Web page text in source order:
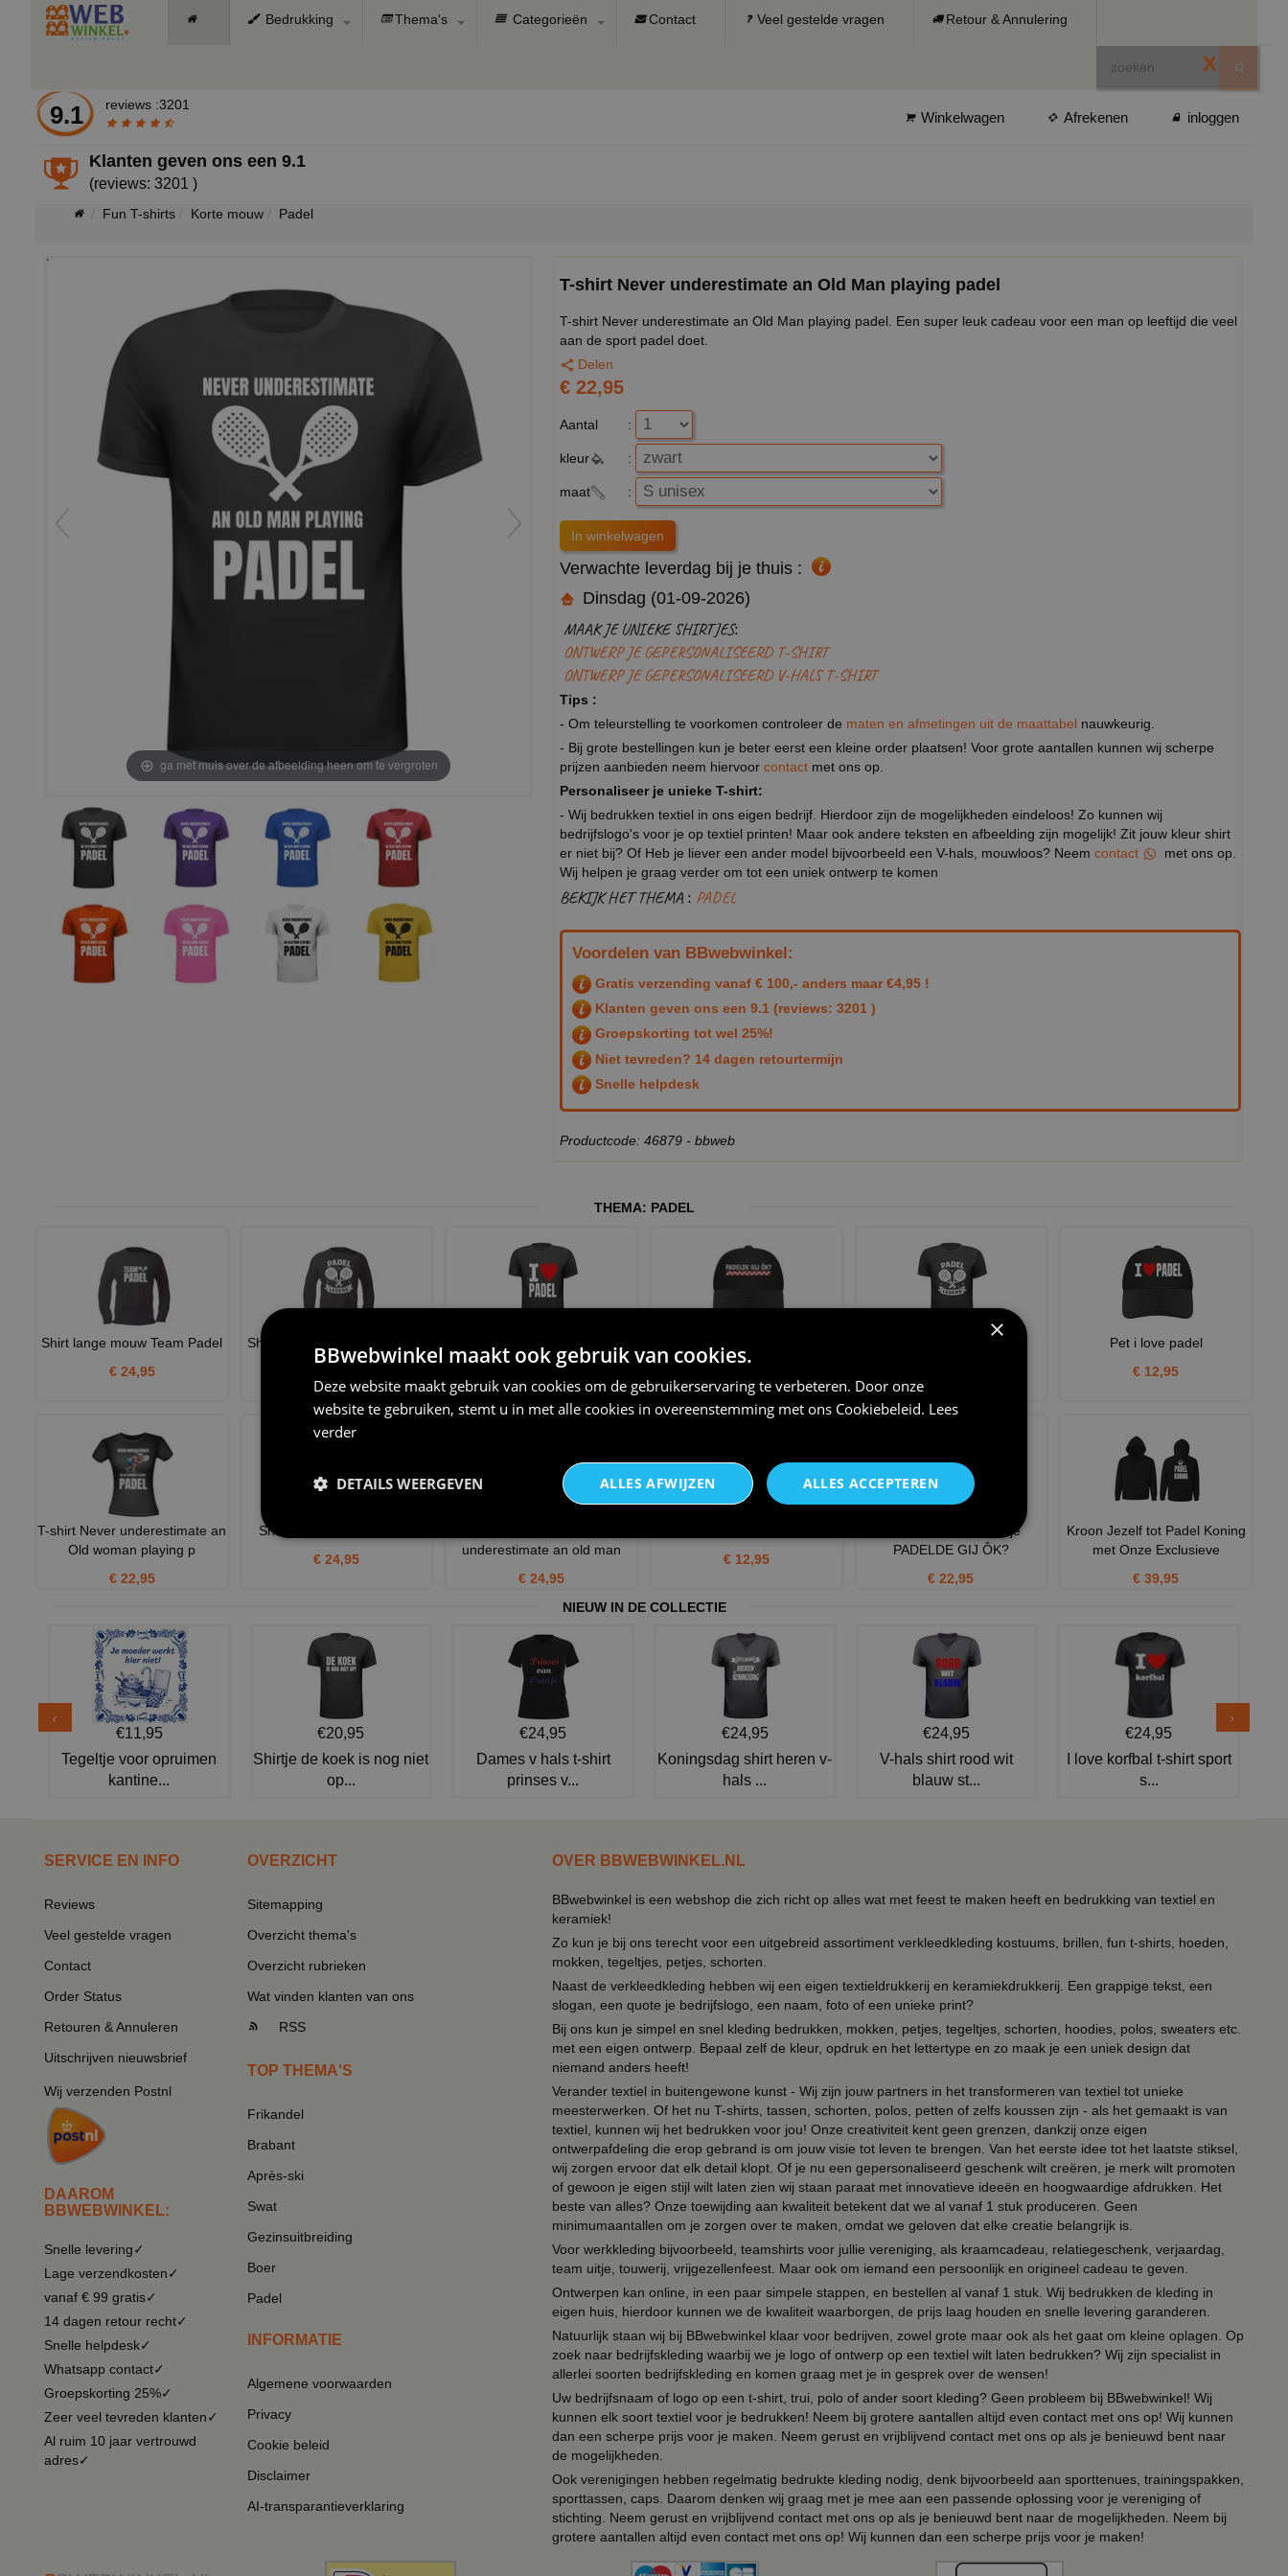
Bedrukking Thema's Categorieën Contact Veel gestelde vragen Retour & Annulering
X
9.1 reviews :3201
Winkelwagen Afrekenen inloggen
Klanten geven ons een9.1
(reviews: 3201 )
Fun T-shirts Korte mouw Padel
ga met muis over de afbeelding heen om te vergroten
T-shirt Never underestimate an Old Man playing padel
T-shirt Never underestimate an Old Man playing padel. Een super leuk cadeau voor een man op leeftijd die veel
aan de sport padel doet.
Delen
€ 22,95
Aantal :
kleur :
maat :
Verwachte leverdag bij je thuis :
Dinsdag (01-09-2026)
MAAK JE UNIEKE SHIRTJES:
ONTWERP JE GEPERSONALISEERD T-SHIRT
ONTWERP JE GEPERSONALISEERD V-HALS T-SHIRT
Tips :
- Om teleurstelling te voorkomen controleer de maten en afmetingen uit de maattabel nauwkeurig.
- Bij grote bestellingen kun je beter eerst een kleine order plaatsen! Voor grote aantallen kunnen wij scherpe
prijzen aanbieden neem hiervoor contact met ons op.
Personaliseer je unieke T-shirt:
- Wij bedrukken textiel in ons eigen bedrijf. Hierdoor zijn de mogelijkheden eindeloos! Zo kunnen wij
bedrijfslogo's voor je op textiel printen! Maar ook andere teksten en afbeelding zijn mogelijk! Zit jouw kleur shirt
er niet bij? Of Heb je liever een ander model bijvoorbeeld een V-hals, mouwloos? Neem contact
met ons op.
Wij helpen je graag verder om tot een uniek ontwerp te komen
BEKIJK HET THEMA : PADEL
Voordelen van BBwebwinkel:
Gratis verzending vanaf € 100,- anders maar €4,95 !
Klanten geven ons een 9.1 (reviews: 3201 )
Groepskorting tot wel 25%!
Niet tevreden? 14 dagen retourtermijn
Snelle helpdesk
Productcode: 46879 - bbweb
THEMA: PADEL
Shirt lange mouw Team Padel
€ 24,95
Shirt longsleeve padel legend
€ 21,95
PADELDE GIJ ÔK?
€ 12,95
Pet i love padel
€ 12,95
T-shirt Never underestimate an
Old woman playing p
€ 22,95
Shirt v-hals Padel Legend
€ 24,95
underestimate an old man
€ 24,95
€ 12,95
Grappig padel T-shirtje
PADELDE GIJ ÔK?
€ 22,95
Kroon Jezelf tot Padel Koning
met Onze Exclusieve
€ 39,95
NIEUW IN DE COLLECTIE
€11,95
Tegeltje voor opruimen
kantine...
€20,95
Shirtje de koek is nog niet
op...
€24,95
Dames v hals t-shirt
prinses v...
€24,95
Koningsdag shirt heren v-
hals ...
€24,95
V-hals shirt rood wit
blauw st...
€24,95
I love korfbal t-shirt sport
s...
SERVICE EN INFO
Reviews
Veel gestelde vragen
Contact
Order Status
Retouren & Annuleren
Uitschrijven nieuwsbrief
Wij verzenden Postnl
DAAROM
BBWEBWINKEL:
Snelle levering✓
Lage verzendkosten✓
vanaf € 99 gratis✓
14 dagen retour recht✓
Snelle helpdesk✓
Whatsapp contact✓
Groepskorting 25%✓
Zeer veel tevreden klanten✓
Al ruim 10 jaar vertrouwd
adres✓
OVERZICHT
Sitemapping
Overzicht thema's
Overzicht rubrieken
Wat vinden klanten van ons
RSS
TOP THEMA'S
Frikandel
Brabant
Après-ski
Swat
Gezinsuitbreiding
Boer
Padel
INFORMATIE
Algemene voorwaarden
Privacy
Cookie beleid
Disclaimer
AI-transparantieverklaring
OVER BBWEBWINKEL.NL
BBwebwinkel is een webshop die zich richt op alles wat met feest te maken heeft en bedrukking van textiel en
keramiek!
Zo kun je bij ons terecht voor een uitgebreid assortiment verkleedkleding kostuums, brillen, fun t-shirts, hoeden,
mokken, tegeltjes, petjes, schorten.
Naast de verkleedkleding hebben wij een eigen textieldrukkerij en keramiekdrukkerij. Een grappige tekst, een
slogan, een quote je bedrijfslogo, een naam, foto of een unieke print?
Bij ons kun je simpel en snel kleding bedrukken, mokken, petjes, tegeltjes, schorten, hoodies, polos, sweaters etc.
met een eigen ontwerp. Bepaal zelf de kleur, opdruk en het lettertype en zo maak je een uniek design dat
niemand anders heeft!
Verander textiel in buitengewone kunst - Wij zijn jouw partners in het transformeren van textiel tot unieke
meesterwerken. Of het nu T-shirts, tassen, schorten, polos, petten of zelfs koussen zijn - als het gemaakt is van
textiel, kunnen wij het bedrukken voor jou! Onze creativiteit kent geen grenzen, dankzij onze eigen
ontwerpafdeling die erop gebrand is om jouw visie tot leven te brengen. Van het eerste idee tot het laatste stiksel,
wij zorgen ervoor dat elk detail klopt. Of je nu een gepersonaliseerd geschenk wilt creëren, je merk wilt promoten
of gewoon je eigen stijl wilt laten zien wij staan paraat met innovatieve ideeën en hoogwaardige afdrukken. Het
beste van alles? Onze toewijding aan kwaliteit betekent dat we al vanaf 1 stuk produceren. Geen
minimumaantallen om je zorgen over te maken, omdat we geloven dat elke creatie belangrijk is.
Voor werkkleding bijvoorbeeld, teamshirts voor jullie vereniging, als kraamcadeau, relatiegeschenk, verjaardag,
team uitje, touwerij, vrijgezellenfeest. Maar ook om iemand een persoonlijk en origineel cadeau te geven.
Ontwerpen kan online, in een paar simpele stappen, en bestellen al vanaf 1 stuk. Wij bedrukken de kleding in
eigen huis, hierdoor kunnen we de kwaliteit waarborgen, de prijs laag houden en snelle levering garanderen.
Natuurlijk staan wij bij BBwebwinkel klaar voor bedrijven, zowel grote maar ook als het gaat om kleine oplagen. Op
zoek naar bedrijfskleding waarbij we je logo of ontwerp op een textiel wilt laten bedrukken? Wij zijn specialist in
allerlei soorten bedrijfskleding en komen graag met je in gesprek over de wensen!
Uw bedrijfsnaam of logo op een t-shirt, trui, polo of ander soort kleding? Geen probleem bij BBwebwinkel! Wij
kunnen elk soort textiel voor je bedrukken! Neem bij grotere aantallen altijd even contact met ons op! Wij kunnen
dan een scherpe prijs voor je maken. Neem gerust en vrijblijvend contact met ons op als je benieuwd bent naar
de mogelijkheden.
Ook verenigingen hebben regelmatig bedrukte kleding nodig, denk bijvoorbeeld aan sporttenues, trainingspakken,
sporttassen, caps. Daarom denken wij graag met je mee aan een passende oplossing voor je vereniging of
stichting. Neem gerust en vrijblijvend contact met ons op als je benieuwd bent naar de mogelijkheden. Neem bij
grotere aantallen altijd even contact met ons op! Wij kunnen dan een scherpe prijs voor je maken!
×
BBwebwinkel maakt ook gebruik van cookies.
Deze website maakt gebruik van cookies om de gebruikerservaring te verbeteren. Door onze
website te gebruiken, stemt u in met alle cookies in overeenstemming met ons Cookiebeleid. Lees
verder
ALLES ACCEPTEREN
ALLES AFWIJZEN
DETAILS WEERGEVEN